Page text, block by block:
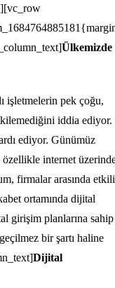
Ülkemizde
işletmelerin pek çoğu,
iddia ediyor.
ediyor. Günümüz
internet
firmalar arasında etkili
ortamında dijital
girişim planlarına sahip
bir şartı haline
Dijital